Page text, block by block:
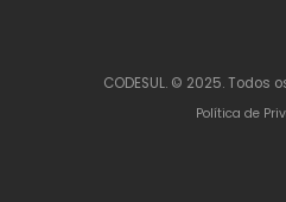
CODESUL. © 2025. Todos
Política de